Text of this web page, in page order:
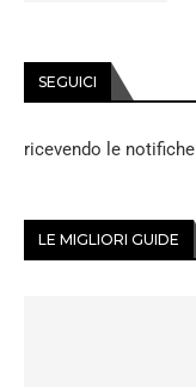
SEGUICI
ricevendo le notifiche
LE MIGLIORI GUIDE